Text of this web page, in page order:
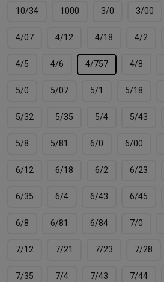
10/34 1000 3/0 3/00
4/07 4/12 4/18 4/2
4/5 4/6 4/757 4/8
5/0 5/07 5/1 5/18
5/32 5/35 5/4 5/43
5/8 5/81 6/0 6/00
6/12 6/18 6/2 6/23
6/35 6/4 6/43 6/45
6/8 6/81 6/84 7/0
7/12 7/21 7/23 7/28
7/35 7/4 7/43 7/44